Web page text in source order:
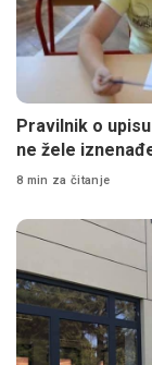
Pravilnik o
ne žele
8 min za čitanje